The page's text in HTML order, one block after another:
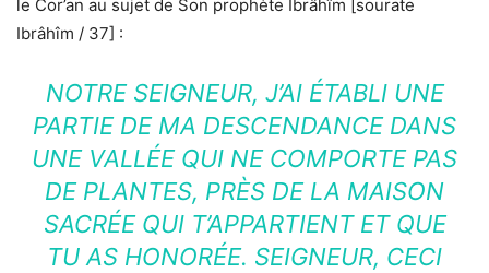
le Cor’an au sujet de Son prophète Ibrâhîm [sourate
Ibrâhîm / 37] :
NOTRE SEIGNEUR, J’AI ÉTABLI UNE
PARTIE DE MA DESCENDANCE DANS
UNE VALLÉE QUI NE COMPORTE PAS
DE PLANTES, PRÈS DE LA MAISON
SACRÉE QUI T’APPARTIENT ET QUE
TU AS HONORÉE. SEIGNEUR, CECI